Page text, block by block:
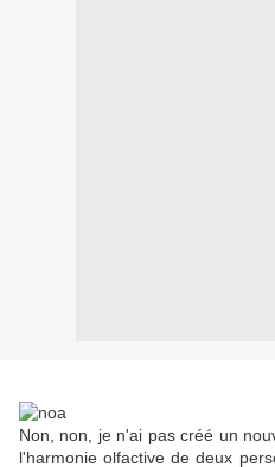
Non, non, je n'ai pas créé un
l'harmonie olfactive de deux